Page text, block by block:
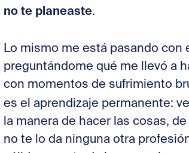
no te planeaste.
Lo mismo me está pasando con
preguntándome qué me llevó a
con momentos de sufrimiento
es el aprendizaje permanente:
la manera de hacer las cosas,
no te lo da ninguna otra